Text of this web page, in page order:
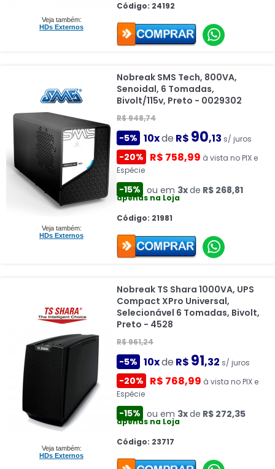
Veja também:
HDs Externos
Código: 24192
Veja também:
HDs Externos
Nobreak SMS Tech, 800VA,
Senoidal, 6 Tomadas,
Bivolt/115v, Preto - 0029302
R$ 948,74
-5% 10xde R$ 90,13 s/ juros
-20% R$ 758,99 à vista no PIX e
Espécie
-15% ou em 3xde R$ 268,81
apenas na Loja
Código: 21981
Veja também:
HDs Externos
Nobreak TS Shara 1000VA, UPS
Compact XPro Universal,
Selecionável 6 Tomadas, Bivolt,
Preto - 4528
R$ 961,24
-5% 10xde R$ 91,32 s/ juros
-20% R$ 768,99 à vista no PIX e
Espécie
-15% ou em 3xde R$ 272,35
apenas na Loja
Código: 23717